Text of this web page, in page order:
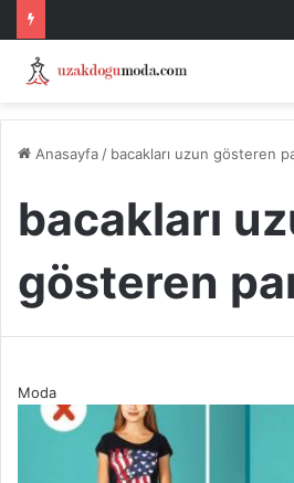
Anasayfa / bacakları uzun gösteren
bacakları
gösteren
Moda